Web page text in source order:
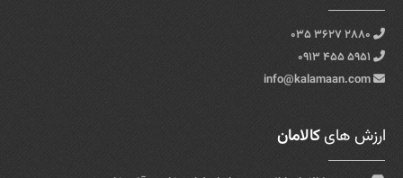
info@kalamaan.com
ارزش هایکالامان